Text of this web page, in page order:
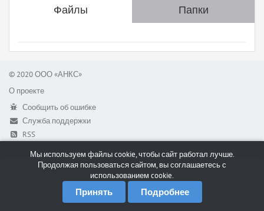
Файлы Папки
© 2020 ООО «АНКС»
О проекте
Сообщить об ошибке
Служба поддержки
RSS
Мы используем файлы cookie, чтобы сайт работал лучше.
Продолжая пользоваться сайтом, вы соглашаетесь с
использованием cookie.
Принять Подробнее